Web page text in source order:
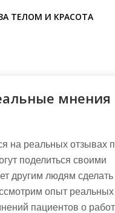
ТЕЛОМ И КРАСОТА
мнения
на реальных отзывах
поделиться своими
другим людям сделать
опыт
пациентов о